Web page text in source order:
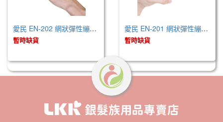
愛民 EN-202 網狀彈性繃帶-2號 (未滅菌)
暫時缺貨
愛民 EN-201 網狀彈性繃帶-1號 (未滅菌)
暫時缺貨